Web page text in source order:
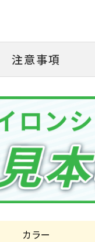
注意事項
カラー